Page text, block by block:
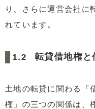
り、さらに運営会社に
れています。
転貸借地権と
土地の転貸に関わる「
権」の三つの関係は、